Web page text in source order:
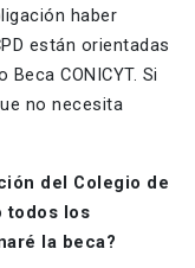
haber
están orientadas
CONICYT. Si
no necesita
del Colegio de
todos los
la beca?